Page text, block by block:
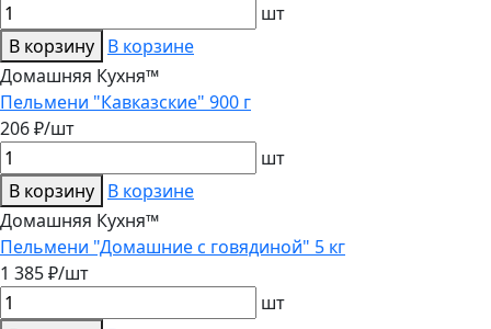
шт
В корзину В корзине
Домашняя Кухня™
Пельмени "Кавказские" 900 г
206 ₽/шт
шт
В корзину В корзине
Домашняя Кухня™
Пельмени "Домашние с говядиной" 5 кг
1 385 ₽/шт
шт